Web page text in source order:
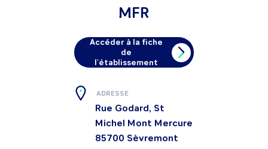
MFR
Accéder à la fiche
de
l'établissement
ADRESSE
Rue Godard, St
Michel Mont Mercure
85700 Sèvremont